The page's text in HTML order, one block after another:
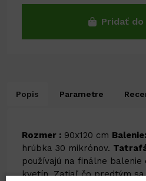
Pridať do
Popis Parametre
Rozmer : 90x120 cm Balenie:
hrúbka 30 mikrónov.
používajú na finálne
kvetín. Zatiaľ čo predtým